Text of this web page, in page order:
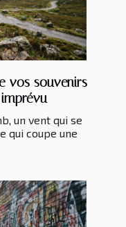
vos souvenirs
un vent qui se
qui coupe une